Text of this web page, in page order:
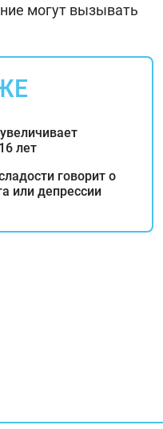
могут вызывать
лет
говорит о
или депрессии